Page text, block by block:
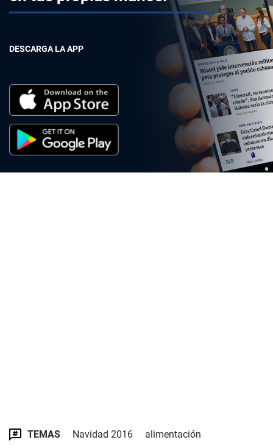
DESCARGA LA APP
TEMAS Navidad 2016 alimentación